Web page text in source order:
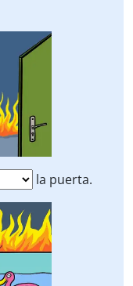
la puerta.